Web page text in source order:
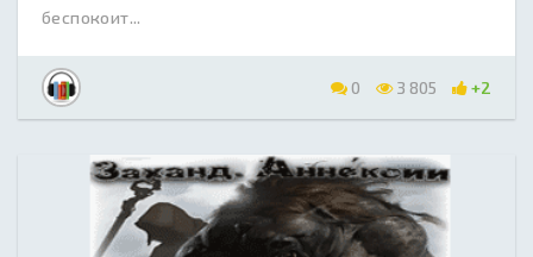
беспокоит...
0 3 805 +2